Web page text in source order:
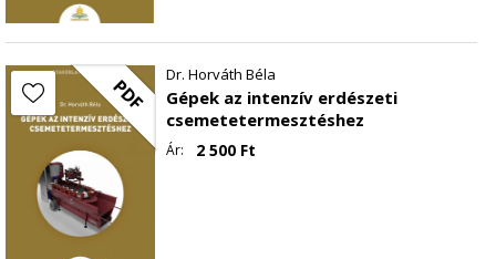
PDF Dr. Horváth Béla
Gépek az intenzív erdészeti
csemetetermesztéshez
Ár: 2 500Ft